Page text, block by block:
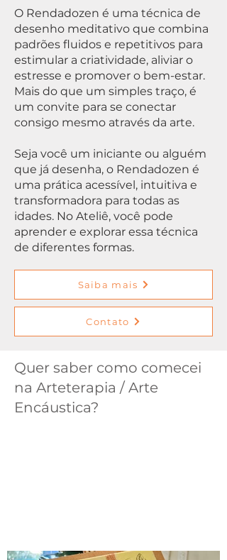
O Rendadozen é uma técnica de
desenho meditativo que combina
padrões fluidos e repetitivos para
estimular a criatividade, aliviar o
estresse e promover o bem-estar.
Mais do que um simples traço, é
um convite para se conectar
consigo mesmo através da arte.
Seja você um iniciante ou alguém
que já desenha, o Rendadozen é
uma prática acessível, intuitiva e
transformadora para todas as
idades. No Ateliê, você pode
aprender e explorar essa técnica
de diferentes formas.
Saiba mais
Contato
Quer saber como comecei
na Arteterapia / Arte
Encáustica?